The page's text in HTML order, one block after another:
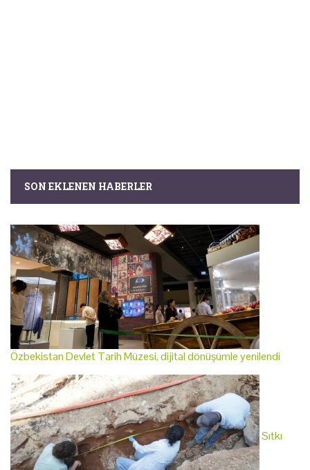
SON EKLENEN HABERLER
Özbekistan Devlet Tarih Müzesi, dijital dönüşümle yenilendi
Sıtkı